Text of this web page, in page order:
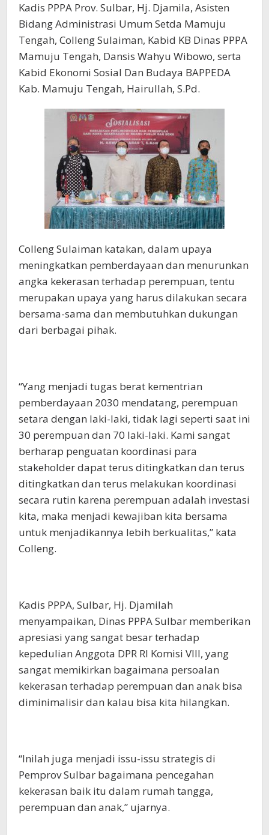
Kadis PPPA Prov. Sulbar, Hj. Djamila, Asisten
Bidang Administrasi Umum Setda Mamuju
Tengah, Colleng Sulaiman, Kabid KB Dinas PPPA
Mamuju Tengah, Dansis Wahyu Wibowo, serta
Kabid Ekonomi Sosial Dan Budaya BAPPEDA
Kab. Mamuju Tengah, Hairullah, S.Pd.
Colleng Sulaiman katakan, dalam upaya
meningkatkan pemberdayaan dan menurunkan
angka kekerasan terhadap perempuan, tentu
merupakan upaya yang harus dilakukan secara
bersama-sama dan membutuhkan dukungan
dari berbagai pihak.
“Yang menjadi tugas berat kementrian
pemberdayaan 2030 mendatang, perempuan
setara dengan laki-laki, tidak lagi seperti saat ini
30 perempuan dan 70 laki-laki. Kami sangat
berharap penguatan koordinasi para
stakeholder dapat terus ditingkatkan dan terus
ditingkatkan dan terus melakukan koordinasi
secara rutin karena perempuan adalah investasi
kita, maka menjadi kewajiban kita bersama
untuk menjadikannya lebih berkualitas,” kata
Colleng.
Kadis PPPA, Sulbar, Hj. Djamilah
menyampaikan, Dinas PPPA Sulbar memberikan
apresiasi yang sangat besar terhadap
kepedulian Anggota DPR RI Komisi VIII, yang
sangat memikirkan bagaimana persoalan
kekerasan terhadap perempuan dan anak bisa
diminimalisir dan kalau bisa kita hilangkan.
“Inilah juga menjadi issu-issu strategis di
Pemprov Sulbar bagaimana pencegahan
kekerasan baik itu dalam rumah tangga,
perempuan dan anak,” ujarnya.